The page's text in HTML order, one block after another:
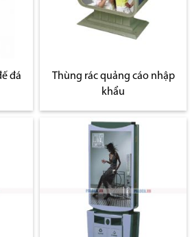
đá
Thùng rác quảng cáo nhập
khẩu